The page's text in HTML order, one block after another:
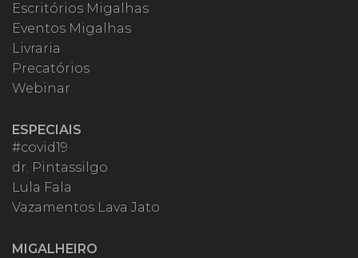
Escritórios Migalhas
Eventos Migalhas
Livraria
Precatórios
Webinar
ESPECIAIS
#covid19
dr. Pintassilgo
Lula Fala
Vazamentos Lava Jato
MIGALHEIRO